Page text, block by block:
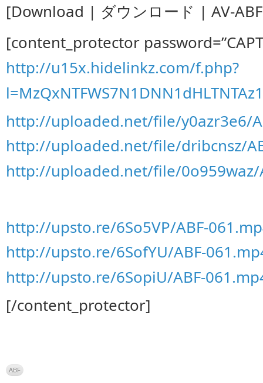
[Download | ダウンロード | AV-
[content_protector
http://u15x.hidelinkz.com/f.php?
http://uploaded.net/file/y0azr3e6/
http://uploaded.net/file/dribcnsz/
http://uploaded.net/file/0o959waz/
http://upsto.re/6So5VP/ABF-
http://upsto.re/6SofYU/ABF-
http://upsto.re/6SopiU/ABF-
[/content_protector]
ABF